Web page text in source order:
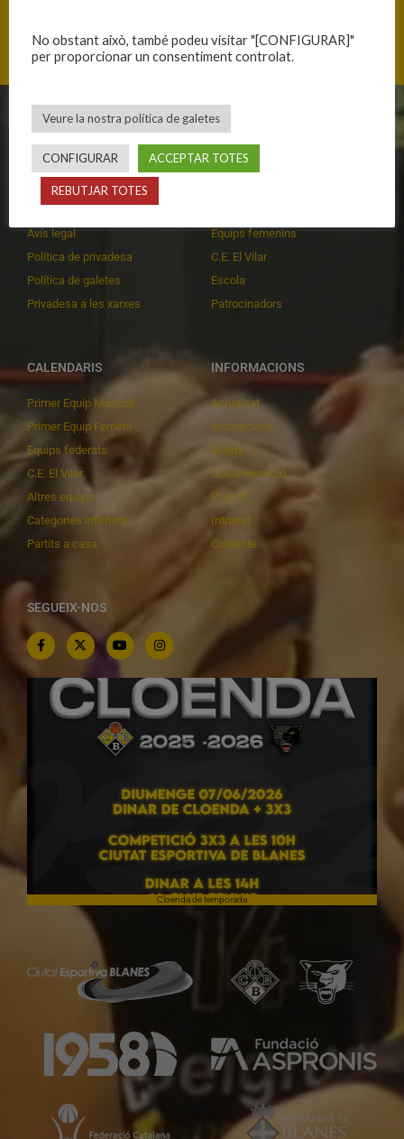
CLUB
Història
Organització
Avís legal
Política de privadesa
Política de galetes
Privadesa a les xarxes
EQUIPS
Primer equip masculí
Equips femenins
C.E. El Vilar
Escola
Patrocinadors
CALENDARIS
Primer Equip Masculí
Primer Equip Femení
Equips federats
C.E. El Vilar
Altres equips
Categories inferiors
Partits a casa
INFORMACIONS
Actualitat
Inscripcions
Botiga
Documentació
Playoff
Intranet
Contacte
SEGUEIX-NOS
Cloenda de temporada
No obstant això, també podeu visitar "[CONFIGURAR]"
per proporcionar un consentiment controlat.
Veure la nostra política de galetes
CONFIGURAR ACCEPTAR TOTES
REBUTJAR TOTES